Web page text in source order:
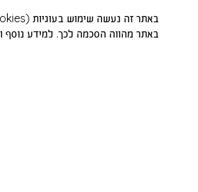
באתר מהווה הסכמה לכך. למידע נוסף